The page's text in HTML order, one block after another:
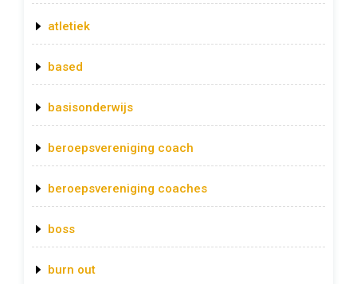
atletiek
based
basisonderwijs
beroepsvereniging coach
beroepsvereniging coaches
boss
burn out